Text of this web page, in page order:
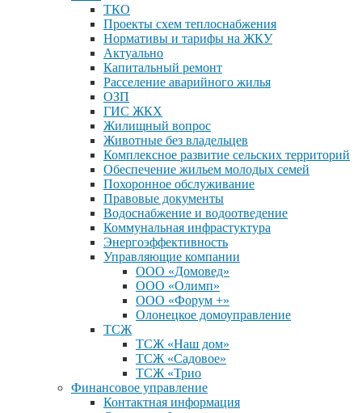
ТКО
Проекты схем теплоснабжения
Нормативы и тарифы на ЖКУ
Актуально
Капитальный ремонт
Расселение аварийного жилья
ОЗП
ГИС ЖКХ
Жилищный вопрос
Животные без владельцев
Комплексное развитие сельских территорий
Обеспечение жильем молодых семей
Похоронное обслуживание
Правовые документы
Водоснабжение и водоотведение
Коммунальная инфрастуктура
Энергоэффективность
Управляющие компании
ООО «Домовед»
ООО «Олимп»
ООО «Форум +»
Олонецкое домоуправление
ТСЖ
ТСЖ «Наш дом»
ТСЖ «Садовое»
ТСЖ «Трио
Финансовое управление
Контактная информация